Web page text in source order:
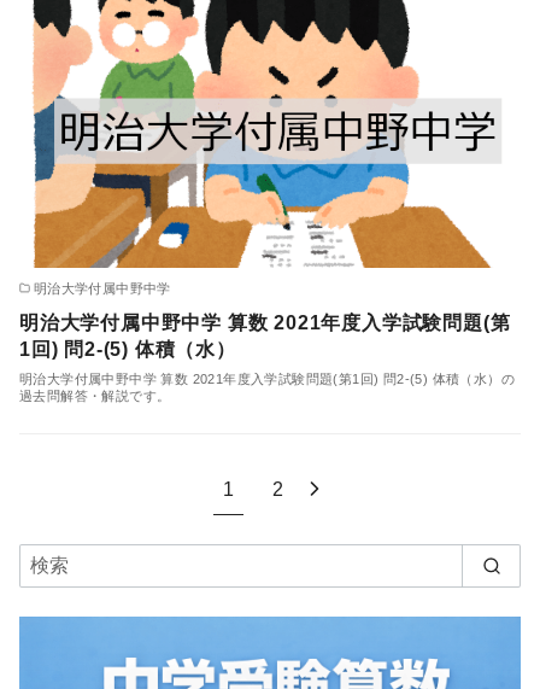
明治大学付属中野中学
明治大学付属中野中学 算数 2021年度入学試験問題(第
1回) 問2-(5) 体積（水）
明治大学付属中野中学 算数 2021年度入学試験問題(第1回) 問2-(5) 体積（水）の
過去問解答・解説です。
1 2